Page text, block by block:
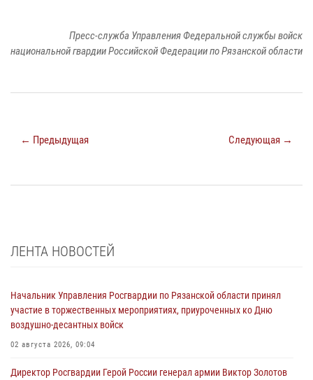
Пресс-служба Управления Федеральной службы войск
национальной гвардии Российской Федерации по Рязанской области
← Предыдущая Следующая →
ЛЕНТА НОВОСТЕЙ
Начальник Управления Росгвардии по Рязанской области принял
участие в торжественных мероприятиях, приуроченных ко Дню
воздушно-десантных войск
02 августа 2026, 09:04
Директор Росгвардии Герой России генерал армии Виктор Золотов